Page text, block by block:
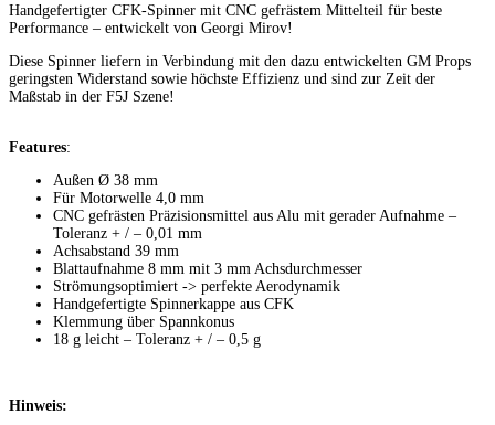
Handgefertigter CFK-Spinner mit CNC gefrästem Mittelteil für beste
Performance – entwickelt von Georgi Mirov!
Diese Spinner liefern in Verbindung mit den dazu entwickelten GM Props
geringsten Widerstand sowie höchste Effizienz und sind zur Zeit der
Maßstab in der F5J Szene!
Features:
Außen Ø 38 mm
Für Motorwelle 4,0 mm
CNC gefrästen Präzisionsmittel aus Alu mit gerader Aufnahme –
Toleranz + / – 0,01 mm
Achsabstand 39 mm
Blattaufnahme 8 mm mit 3 mm Achsdurchmesser
Strömungsoptimiert -> perfekte Aerodynamik
Handgefertigte Spinnerkappe aus CFK
Klemmung über Spannkonus
18 g leicht – Toleranz + / – 0,5 g
Hinweis: